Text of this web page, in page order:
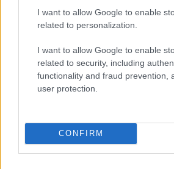
I want to allow Google to enable
related to personalization.
I want to allow Google to enable
related to security, including
functionality and fraud prevention,
user protection.
CONFIRM